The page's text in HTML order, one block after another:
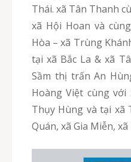
Thái. xã Tân Thanh
xã Hội Hoan và
Hòa – xã Trùng
tại xã Bắc La & xã
Sầm thị trấn An
Hoàng Việt cùng với
Thụy Hùng và tại xã
Quán, xã Gia Miễn,